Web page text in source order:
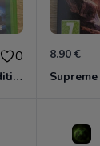
0
Mass Effect - Classics Edition Xbox 360
8.90 €